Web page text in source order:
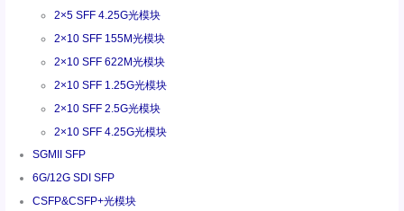
2×5 SFF 4.25G光模块
2×10 SFF 155M光模块
2×10 SFF 622M光模块
2×10 SFF 1.25G光模块
2×10 SFF 2.5G光模块
2×10 SFF 4.25G光模块
SGMII SFP
6G/12G SDI SFP
CSFP&CSFP+光模块